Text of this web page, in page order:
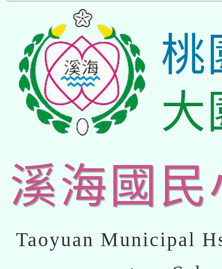
桃
大
溪海國民
Taoyuan Municipal